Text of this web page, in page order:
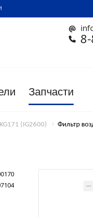
Запчасти
(IG2600) Фильтр